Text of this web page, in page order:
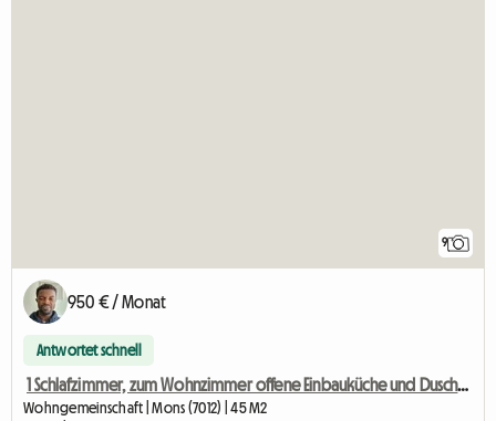
9
950 € / Monat
Antwortet schnell
1 Schlafzimmer, zum Wohnzimmer offene Einbauküche und Dusche+WC
Wohngemeinschaft | Mons (7012) | 45 M2